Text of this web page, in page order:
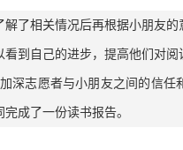
了相关情况后再根据小朋友的
到自己的进步，提高他们对
深志愿者与小朋友之间的信任
成了一份读书报告。